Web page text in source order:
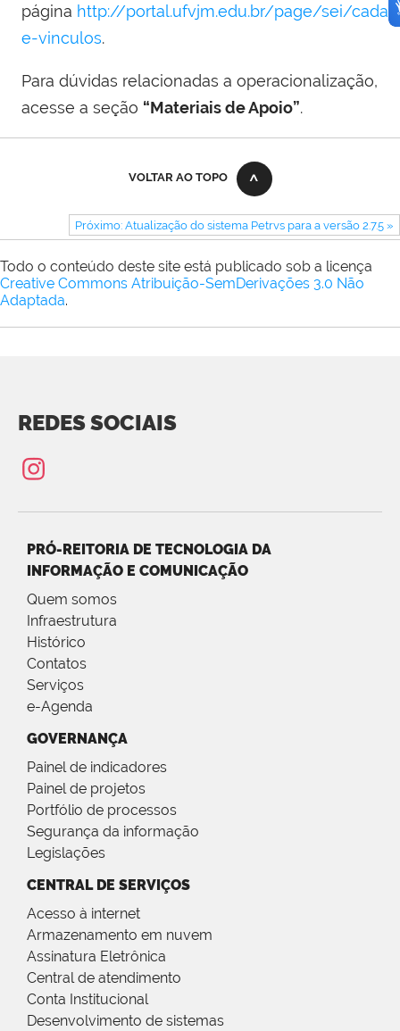
página http://portal.ufvjm.edu.br/page/sei/
e-vinculos.
Para dúvidas relacionadas a operacionalização,
acesse a seção “Materiais de Apoio”.
VOLTAR AO TOPO
Próximo: Atualização do sistema Petrvs para a versão 2.7.5 »
Todo o conteúdo deste site está publicado sob a licença
Creative Commons Atribuição-SemDerivações 3.0 Não
Adaptada.
REDES SOCIAIS
PRÓ-REITORIA DE TECNOLOGIA DA
INFORMAÇÃO E COMUNICAÇÃO
Quem somos
Infraestrutura
Histórico
Contatos
Serviços
e-Agenda
GOVERNANÇA
Painel de indicadores
Painel de projetos
Portfólio de processos
Segurança da informação
Legislações
CENTRAL DE SERVIÇOS
Acesso à internet
Armazenamento em nuvem
Assinatura Eletrônica
Central de atendimento
Conta Institucional
Desenvolvimento de sistemas